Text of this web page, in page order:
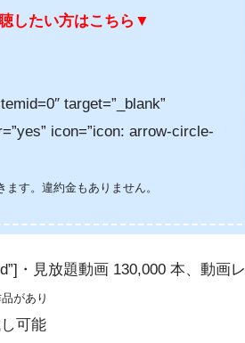
したい方はこちら ▼
target=”_blank”
icon=”icon: arrow-circle-
す。違約金もありません。
・見放題動画 130,000 本、動画レ
があり
可能